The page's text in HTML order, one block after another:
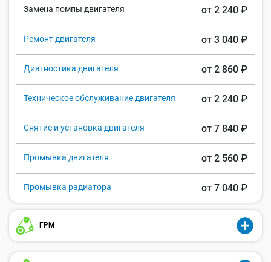
Замена помпы двигателя от 2 240 ₽
Ремонт двигателя от 3 040 ₽
Диагностика двигателя от 2 860 ₽
Техническое обслуживание двигателя от 2 240 ₽
Снятие и установка двигателя от 7 840 ₽
Промывка двигателя от 2 560 ₽
Промывка радиатора от 7 040 ₽
ГРМ